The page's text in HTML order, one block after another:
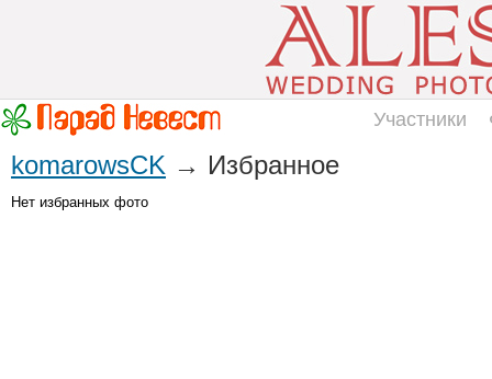
Участники
komarowsCK → Избранное
Нет избранных фото